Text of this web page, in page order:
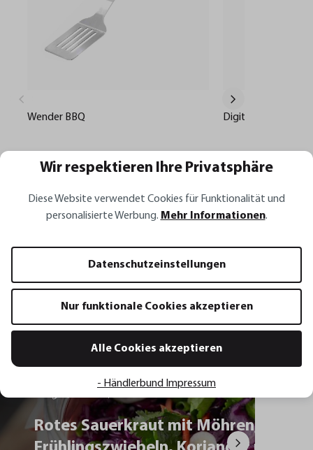
Wender BBQ
19,95 €* 27,95 €*
In den Warenkorb
Digital-
23,95 €* 33,95 €*
In den
Rezept Inspirationen
Rotes Sauerkraut mit Möhren,
Alle Rezepte
Wir respektieren Ihre Privatsphäre
Diese Website verwendet Cookies für Funktionalität und
personalisierte Werbung. Mehr Informationen.
Datenschutzeinstellungen
Nur funktionale Cookies akzeptieren
Alle Cookies akzeptieren
- Händlerbund Impressum